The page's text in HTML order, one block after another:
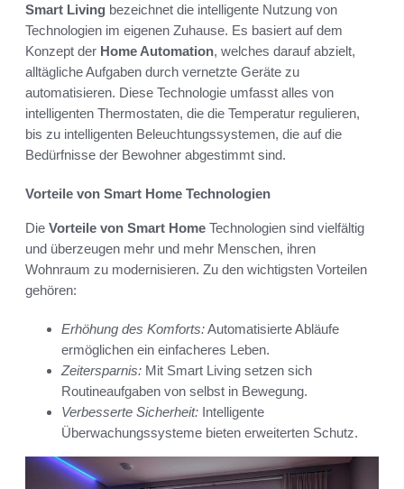
Smart Living bezeichnet die intelligente Nutzung von
Technologien im eigenen Zuhause. Es basiert auf dem
Konzept der Home Automation, welches darauf abzielt,
alltägliche Aufgaben durch vernetzte Geräte zu
automatisieren. Diese Technologie umfasst alles von
intelligenten Thermostaten, die die Temperatur regulieren,
bis zu intelligenten Beleuchtungssystemen, die auf die
Bedürfnisse der Bewohner abgestimmt sind.
Vorteile von Smart Home Technologien
Die Vorteile von Smart Home Technologien sind vielfältig
und überzeugen mehr und mehr Menschen, ihren
Wohnraum zu modernisieren. Zu den wichtigsten Vorteilen
gehören:
Erhöhung des Komforts:Automatisierte Abläufe
ermöglichen ein einfacheres Leben.
Zeitersparnis: Mit Smart Living setzen sich
Routineaufgaben von selbst in Bewegung.
Verbesserte Sicherheit: Intelligente
Überwachungssysteme bieten erweiterten Schutz.